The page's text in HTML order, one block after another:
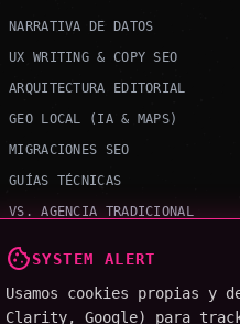
NARRATIVA DE DATOS
UX WRITING & COPY SEO
ARQUITECTURA EDITORIAL
GEO LOCAL (IA & MAPS)
MIGRACIONES SEO
GUÍAS TÉCNICAS
VS. AGENCIA TRADICIONAL
cookieSYSTEM ALERT
Usamos cookies propias y
Clarity, Google) para